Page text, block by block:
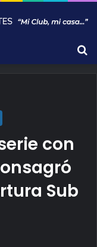
con
Sub